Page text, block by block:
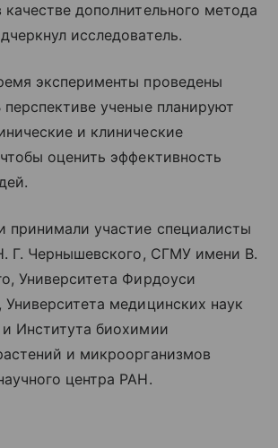
качестве дополнительного метода
исследователь.
эксперименты проведены
ученые планируют
и клинические
оценить эффективность
принимали участие специалисты
Г. Чернышевского, СГМУ имени В.
Университета Фирдоуси
медицинских наук
Института биохимии
и микроорганизмов
центра РАН.